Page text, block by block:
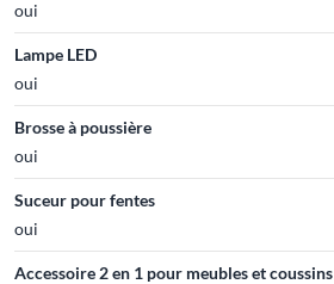
oui
Lampe LED
oui
Brosse à poussière
oui
Suceur pour fentes
oui
Accessoire 2 en 1 pour meubles et coussins